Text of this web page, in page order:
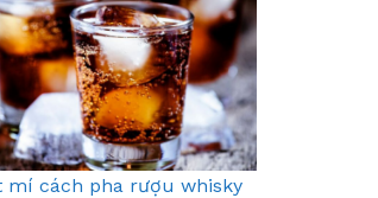
mí cách pha rượu whisky